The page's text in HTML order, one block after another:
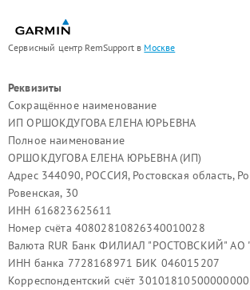
Сервисный центр RemSupport в Москве
Реквизиты
Сокращённое наименование
ИП ОРШОКДУГОВА ЕЛЕНА ЮРЬЕВНА
Полное наименование
ОРШОКДУГОВА ЕЛЕНА ЮРЬЕВНА (ИП)
Адрес 344090, РОССИЯ, Ростовская область,
Ровенская, 30
ИНН 616823625611
Номер счёта 40802810826340010028
Валюта RUR Банк ФИЛИАЛ "РОСТОВСКИЙ" АО
ИНН банка 7728168971 БИК 046015207
Корреспондентский счёт